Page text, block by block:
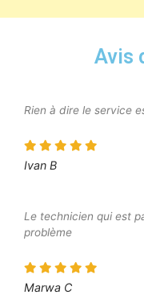
Avis
Rien à dire le service
Ivan B
Le technicien qui est
problème
Marwa C